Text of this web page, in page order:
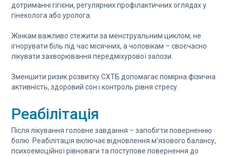
дотриманні гігієни, регулярних профілактичних оглядах у
гінеколога або уролога.
Жінкам важливо стежити за менструальним циклом, не
ігнорувати біль під час місячних, а чоловікам – своєчасно
лікувати захворювання передміхурової залози.
Зменшити ризик розвитку СХТБ допомагає помірна фізична
активність, здоровий сон і контроль рівня стресу.
Реабілітація
Після лікування головне завдання – запобігти поверненню
болю. Реабілітація включає відновлення м’язового балансу,
психоемоційної рівноваги та поступове повернення до